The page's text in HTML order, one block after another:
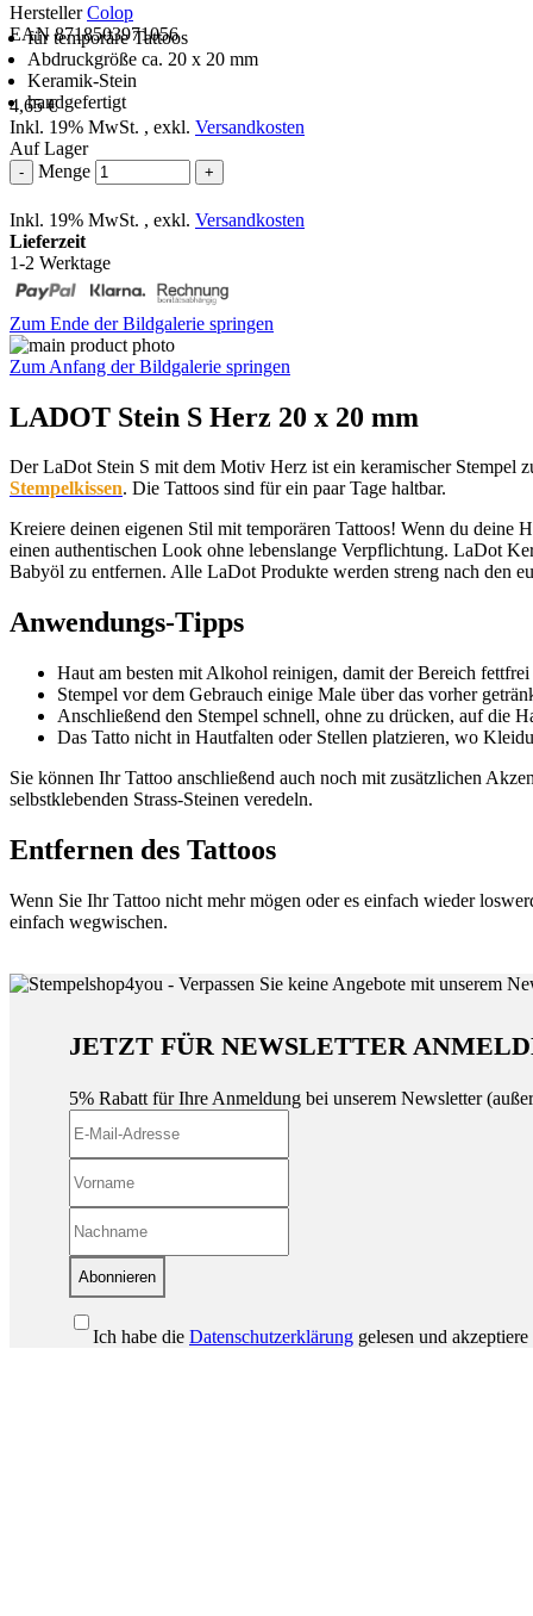
HerstellerColop
EAN 8718503971056
für temporäre Tattoos
Abdruckgröße ca. 20 x 20 mm
Keramik-Stein
handgefertigt
4,65 €
Inkl. 19% MwSt. , exkl. Versandkosten
Auf Lager
- Menge +
Inkl. 19% MwSt. , exkl. Versandkosten
Lieferzeit
1-2 Werktage
Zum Ende der Bildgalerie springen
Zum Anfang der Bildgalerie springen
LADOT Stein S Herz 20 x 20 mm
Der LaDot Stein S mit dem Motiv Herz ist ein keramischer Stempel
Stempelkissen. Die Tattoos sind für ein paar Tage haltbar.
Kreiere deinen eigenen Stil mit temporären Tattoos! Wenn du deine
einen authentischen Look ohne lebenslange Verpflichtung. LaDot
Babyöl zu entfernen. Alle LaDot Produkte werden streng nach den
Anwendungs-Tipps
Haut am besten mit Alkohol reinigen, damit der Bereich fettfrei
Stempel vor dem Gebrauch einige Male über das vorher
Anschließend den Stempel schnell, ohne zu drücken, auf die
Das Tatto nicht in Hautfalten oder Stellen platzieren, wo
Sie können Ihr Tattoo anschließend auch noch mit zusätzlichen
selbstklebenden Strass-Steinen veredeln.
Entfernen des Tattoos
Wenn Sie Ihr Tattoo nicht mehr mögen oder es einfach wieder
einfach wegwischen.
JETZT FÜR NEWSLETTER
5% Rabatt für Ihre Anmeldung bei unserem Newsletter
Abonnieren
Ich habe die Datenschutzerklärung gelesen und